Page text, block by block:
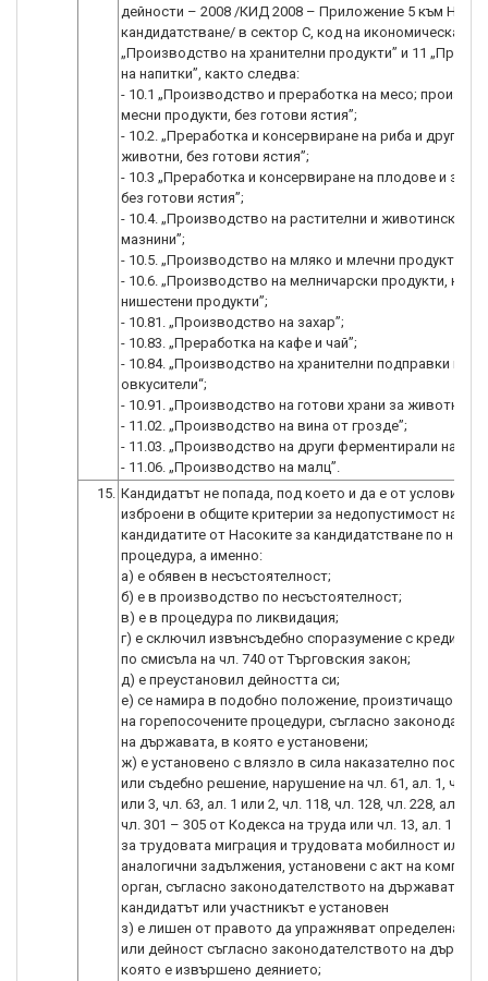
дейности – 2008 /КИД 2008 – Приложение 5 към
кандидатстване/ в сектор С, код на икономическа
„Производство на хранителни продукти” и 11
на напитки”, както следва:
- 10.1 „Производство и преработка на месо;
месни продукти, без готови ястия”;
- 10.2. „Преработка и консервиране на риба и други
животни, без готови ястия”;
- 10.3 „Преработка и консервиране на плодове и
без готови ястия”;
- 10.4. „Производство на растителни и животински
мазнини”;
- 10.5. „Производство на мляко и млечни продукти”;
- 10.6. „Производство на мелничарски продукти,
нишестени продукти”;
- 10.81. „Производство на захар”;
- 10.83. „Преработка на кафе и чай”;
- 10.84. „Производство на хранителни подправки и
овкусители“;
- 10.91. „Производство на готови храни за животни”;
- 11.02. „Производство на вина от грозде”;
- 11.03. „Производство на други ферментирали
- 11.06. „Производство на малц”.
15. Кандидатът не попада, под което и да е от условията,
изброени в общите критерии за недопустимост на
кандидатите от Насоките за кандидатстване по
процедура, а именно:
a) е обявен в несъстоятелност;
б) е в производство по несъстоятелност;
в) е в процедура по ликвидация;
г) е сключил извънсъдебно споразумение с
по смисъла на чл. 740 от Търговския закон;
д) е преустановил дейността си;
е) се намира в подобно положение, произтичащо от
на горепосочените процедури, съгласно
на държавата, в която е установени;
ж) е установено с влязло в сила наказателно
или съдебно решение, нарушение на чл. 61, ал. 1, чл.
или 3, чл. 63, ал. 1 или 2, чл. 118, чл. 128, чл. 228, ал. 3,
чл. 301 – 305 от Кодекса на труда или чл. 13, ал. 1 от
за трудовата миграция и трудовата мобилност или
аналогични задължения, установени с акт на
орган, съгласно законодателството на държавата, в
кандидатът или участникът е установен
з) е лишен от правото да упражняват определена
или дейност съгласно законодателството на
която е извършено деянието;